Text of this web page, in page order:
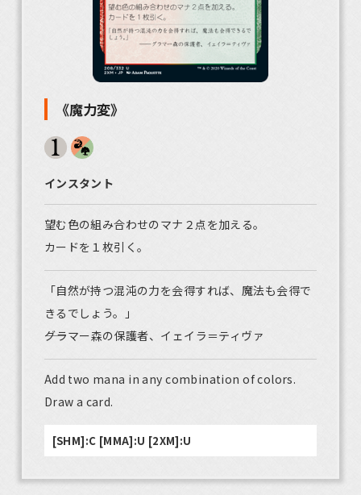
《魔力変》
インスタント
望む色の組み合わせのマナ２点を加える。
カードを１枚引く。
「自然が持つ混沌の力を会得すれば、魔法も会得で
きるでしょう。」
――グラマー森の保護者、イェイラ＝ティヴァ
Add two mana in any combination of colors.
Draw a card.
[SHM]:C [MMA]:U [2XM]:U